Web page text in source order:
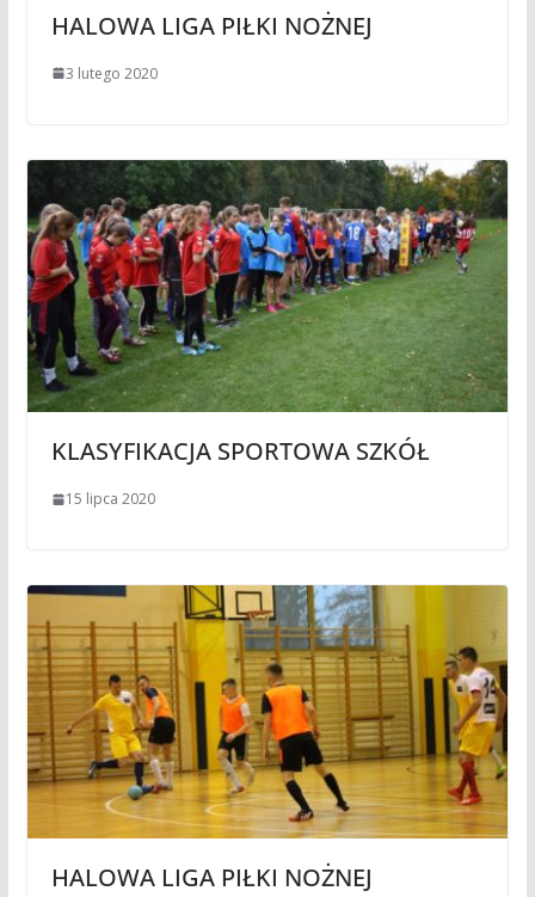
HALOWA LIGA PIŁKI NOŻNEJ
3 lutego 2020
KLASYFIKACJA SPORTOWA SZKÓŁ
15 lipca 2020
HALOWA LIGA PIŁKI NOŻNEJ